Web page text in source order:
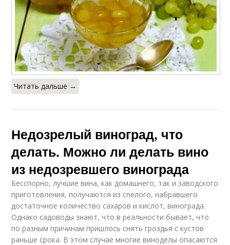
Читать дальше →
Недозрелый виноград, что
делать. Можно ли делать вино
из недозревшего винограда
Бесспорно, лучшие вина, как домашнего, так и заводского
приготовления, получаются из спелого, набравшего
достаточное количество сахаров и кислот, винограда.
Однако садоводы знают, что в реальности бывает, что
по разным причинам пришлось снять гроздья с кустов
раньше срока. В этом случае многие виноделы опасаются